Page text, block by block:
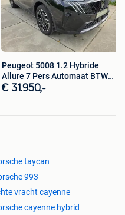
Peugeot 5008 1.2 Hybride
Allure 7 Pers Automaat BTW
Wagen
€ 31.950,-
taycan
993
vracht cayenne
cayenne hybrid